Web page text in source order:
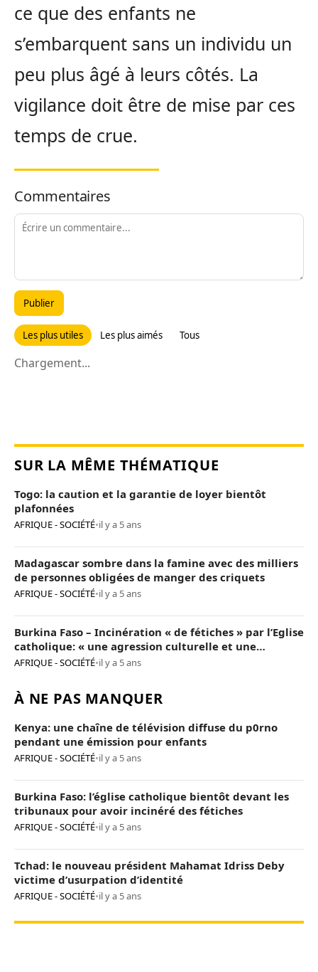
ce que des enfants ne
s’embarquent sans un individu un
peu plus âgé à leurs côtés. La
vigilance doit être de mise par ces
temps de crue.
Commentaires
Publier
Les plus utiles Les plus aimés Tous
Chargement...
SUR LA MÊME THÉMATIQUE
Togo: la caution et la garantie de loyer bientôt
plafonnées
AFRIQUE - SOCIÉTÉ•il y a 5 ans
Madagascar sombre dans la famine avec des milliers
de personnes obligées de manger des criquets
AFRIQUE - SOCIÉTÉ•il y a 5 ans
Burkina Faso – Incinération « de fétiches » par l’Eglise
catholique: « une agression culturelle et une
provocation de trop »
AFRIQUE - SOCIÉTÉ•il y a 5 ans
À NE PAS MANQUER
Kenya: une chaîne de télévision diffuse du p0rno
pendant une émission pour enfants
AFRIQUE - SOCIÉTÉ•il y a 5 ans
Burkina Faso: l’église catholique bientôt devant les
tribunaux pour avoir incinéré des fétiches
AFRIQUE - SOCIÉTÉ•il y a 5 ans
Tchad: le nouveau président Mahamat Idriss Deby
victime d’usurpation d’identité
AFRIQUE - SOCIÉTÉ•il y a 5 ans